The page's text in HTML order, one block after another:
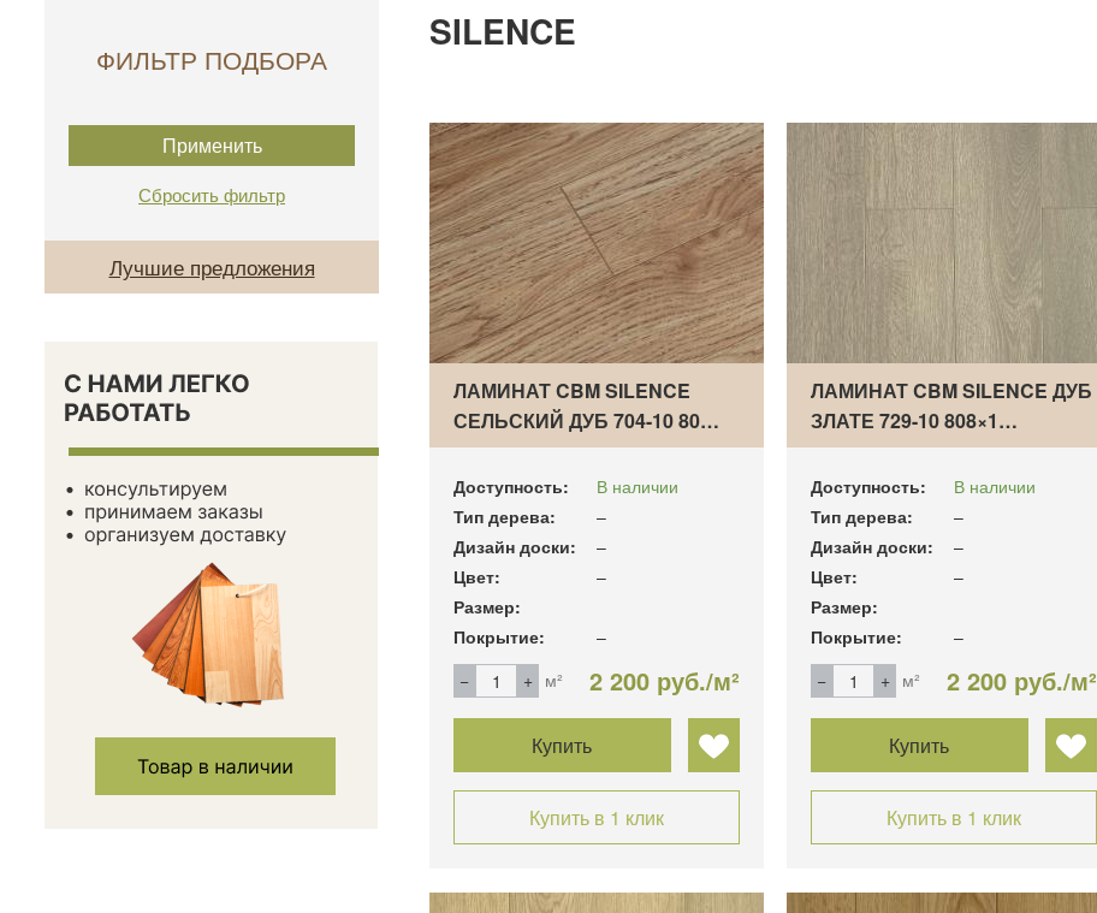
ФИЛЬТР ПОДБОРА
Лучшие предложения
SILENCE
ЛАМИНАТ CBM SILENCE
СЕЛЬСКИЙ ДУБ 704-10 80…
Доступность:
В наличии
Тип дерева:
–
Дизайн доски:
–
Цвет:
–
Размер:
Покрытие:
–
м²
2 200 руб./м²
Купить
Купить в 1 клик
ЛАМИНАТ CBM SILENCE ДУБ
ЗЛАТЕ 729-10 808×1…
Доступность:
В наличии
Тип дерева:
–
Дизайн доски:
–
Цвет:
–
Размер:
Покрытие:
–
м²
2 200 руб./м²
Купить
Купить в 1 клик